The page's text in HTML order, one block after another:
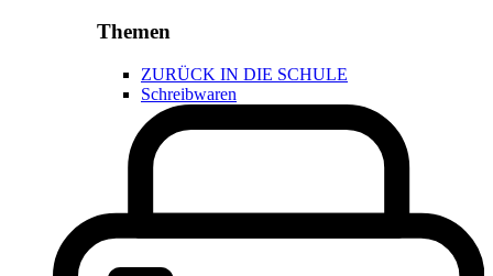
Themen
ZURÜCK IN DIE SCHULE
Schreibwaren